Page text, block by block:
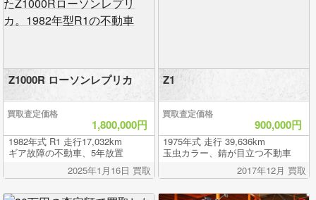
Z1000R ローソンレプリカ
買取査定価格
1,800,000円
1982年式 R1 走行17,032km
ギア故障の不動車、5年放置
2025年1月16日 買取
Z1
買取査定価格
900,000円
1975年式 走行 39,636km
玉虫カラー、錆が目立つ不動車
2017年12月 買取